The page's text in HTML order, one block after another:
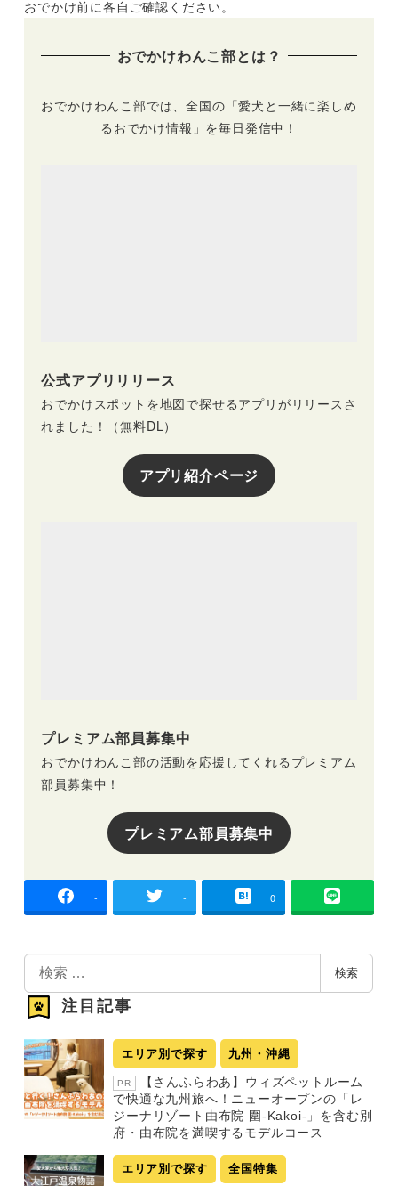
おでかけ前に各自ご確認ください。
おでかけわんこ部とは？
おでかけわんこ部では、全国の「愛犬と一緒に楽しめ
るおでかけ情報」を毎日発信中！
公式アプリリリース
おでかけスポットを地図で探せるアプリがリリースさ
れました！（無料DL）
アプリ紹介ページ
プレミアム部員募集中
おでかけわんこ部の活動を応援してくれるプレミアム
部員募集中！
プレミアム部員募集中
- - 0
検
索
検索
注目記事
エリア別で探す 九州・沖縄
PR
【さんふらわあ】ウィズペットルーム
で快適な九州旅へ！ニューオープンの「レ
ジーナリゾート由布院 圍-Kakoi-」を含む別
府・由布院を満喫するモデルコース
エリア別で探す 全国特集